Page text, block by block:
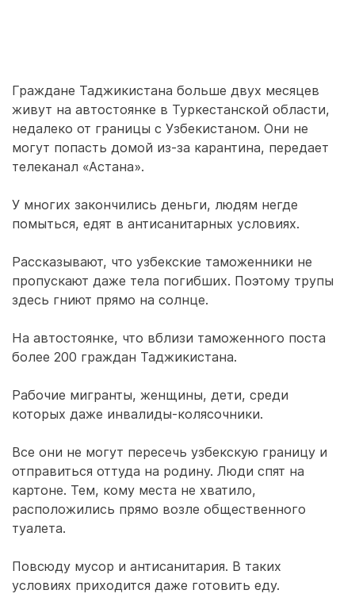
Граждане Таджикистана больше двух месяцев
живут на автостоянке в Туркестанской области,
недалеко от границы с Узбекистаном. Они не
могут попасть домой из-за карантина, передает
телеканал «Астана».
У многих закончились деньги, людям негде
помыться, едят в антисанитарных условиях.
Рассказывают, что узбекские таможенники не
пропускают даже тела погибших. Поэтому трупы
здесь гниют прямо на солнце.
На автостоянке, что вблизи таможенного поста
более 200 граждан Таджикистана.
Рабочие мигранты, женщины, дети, среди
которых даже инвалиды-колясочники.
Все они не могут пересечь узбекскую границу и
отправиться оттуда на родину. Люди спят на
картоне. Тем, кому места не хватило,
расположились прямо возле общественного
туалета.
Повсюду мусор и антисанитария. В таких
условиях приходится даже готовить еду.